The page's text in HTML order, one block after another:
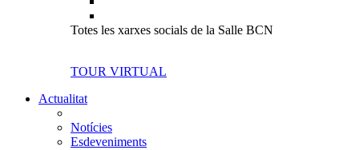
Totes les xarxes socials de la Salle BCN
TOUR VIRTUAL
Actualitat
Notícies
Esdeveniments